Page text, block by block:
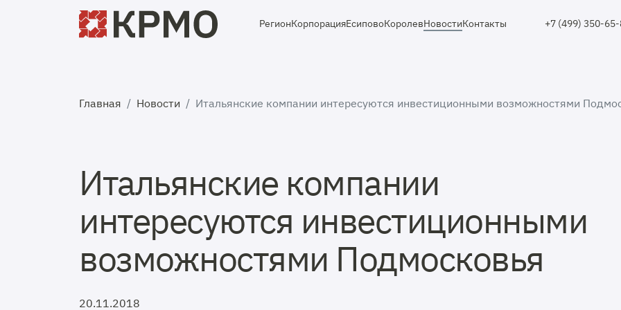
РегионКорпорацияЕсиповоКоролевНовостиКонтакты +7 (499) 350-
Главная Новости Итальянские компании интересуются инвестиционными возможностями
Итальянские компании
интересуются инвестиционными
возможностями Подмосковья
20.11.2018